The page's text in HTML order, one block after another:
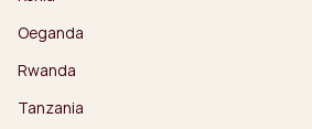
Oeganda
Rwanda
Tanzania